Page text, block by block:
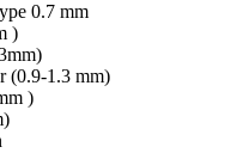
0.7 mm
)
(0.9-1.3 mm)
)